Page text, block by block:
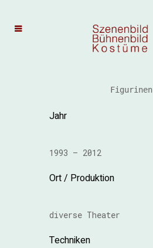
Figurinen
Jahr
1993 – 2012
Ort / Produktion
diverse Theater
Techniken